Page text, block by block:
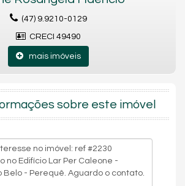
(47) 9.9210-0129
CRECI 49490
mais imóveis
sobre este imóvel